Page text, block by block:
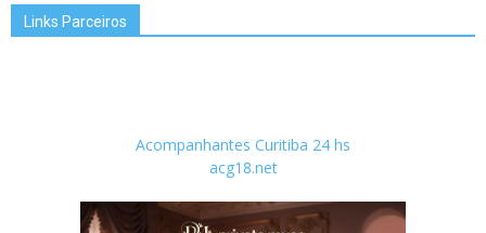
Links Parceiros
Acompanhantes Curitiba 24 hs
acg18.net